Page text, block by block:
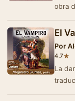
obra
El
Por
4.7★
La